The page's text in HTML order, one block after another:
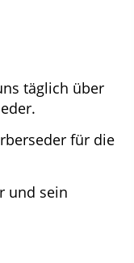
täglich über
für die
und sein